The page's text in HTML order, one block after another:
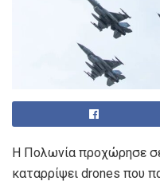
Η Πολωνία προχώρησε
καταρρίψει drones που